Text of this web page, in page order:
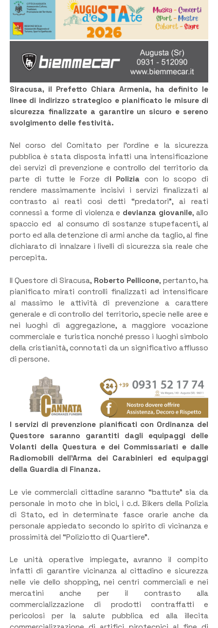
Siracusa, il Prefetto Chiara Armenia, ha definito le
linee di indirizzo strategico e pianificato le misure di
sicurezza finalizzate a garantire un sicuro e sereno
svolgimento delle festività.
Nel corso del Comitato per l’ordine e la sicurezza
pubblica è stata disposta infatti una intensificazione
dei servizi di prevenzione e controllo del territorio da
parte di tutte le Forze di Polizia con lo scopo di
rendere massimamente incisivi i servizi finalizzati al
contrasto ai reati così detti “predatori”, ai reati
connessi a forme di violenza e devianza giovanile, allo
spaccio ed al consumo di sostanze stupefacenti, al
porto ed alla detenzione di armi anche da taglio, al fine
dichiarato di innalzare i livelli di sicurezza sia reale che
percepita.
Il Questore di Siracusa, Roberto Pellicone, pertanto, ha
pianificato mirati controlli finalizzati ad intensificare
al massimo le attività di prevenzione a carattere
generale e di controllo del territorio, specie nelle aree e
nei luoghi di aggregazione, a maggiore vocazione
commerciale e turistica nonché presso i luoghi simbolo
della cristianità, connotati da un significativo afflusso
di persone.
I servizi di prevenzione pianificati con Ordinanza del
Questore saranno garantiti dagli equipaggi delle
Volanti della Questura e dei Commissariati e dalle
Radiomobili dell’Arma dei Carabinieri ed equipaggi
della Guardia di Finanza.
Le vie commerciali cittadine saranno “battute” sia da
personale in moto che in bici, i c.d. Bikers della Polizia
di Stato, ed in determinate fasce orarie anche da
personale appiedato secondo lo spirito di vicinanza e
prossimità del “Poliziotto di Quartiere”.
Le unità operative impiegate, avranno il compito
infatti di garantire vicinanza al cittadino e sicurezza
nelle vie dello shopping, nei centri commerciali e nei
mercatini anche per il contrasto alla
commercializzazione di prodotti contraffatti e
pericolosi per la salute pubblica ed alla illecita